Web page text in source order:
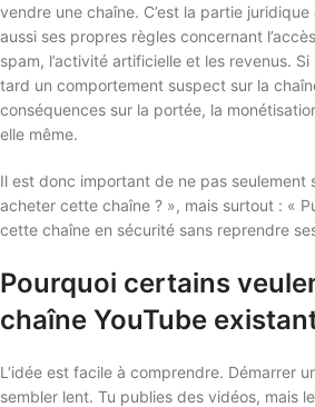
vendre une chaîne. C’est la partie juridique
aussi ses propres règles concernant
spam, l’activité artificielle et les revenus.
tard un comportement suspect sur la
conséquences sur la portée, la
elle même.
Il est donc important de ne pas seulement
acheter cette chaîne ? », mais surtout : «
cette chaîne en sécurité sans reprendre
Pourquoi certains
chaîne YouTube
L’idée est facile à comprendre. Démarrer
sembler lent. Tu publies des vidéos, mais